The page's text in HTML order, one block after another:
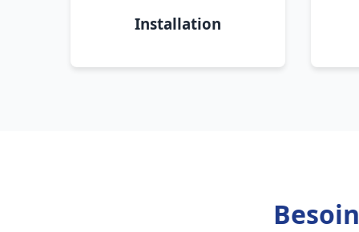
Installation